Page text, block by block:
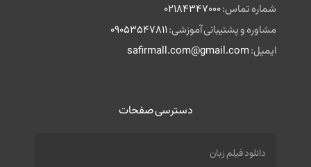
شماره تماس:02184347000
مشاوره و پشتیبانی آموزشی:09053547811
ایمیل:safirmall.com@gmail.com
دسترسی صفحات
دانلود فیلم زبان